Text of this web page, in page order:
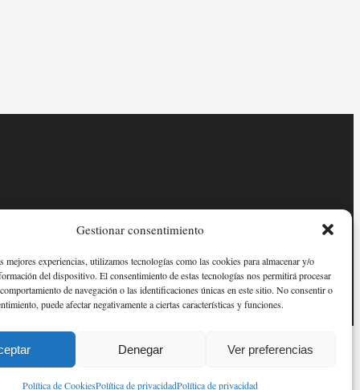
Gestionar consentimiento
mejores experiencias, utilizamos tecnologías como las cookies para almacenar y/o
del dispositivo. El consentimiento de estas tecnologías nos permitirá procesar
de navegación o las identificaciones únicas en este sitio. No consentir o
puede afectar negativamente a ciertas características y funciones.
Denegar Ver preferencias
Política de CookiesPolítica de privacidadPolítica de privacidad